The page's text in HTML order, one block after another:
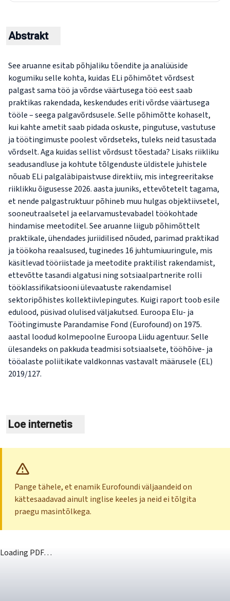
Abstrakt
See aruanne esitab põhjaliku tõendite ja analüüside
kogumiku selle kohta, kuidas ELi põhimõtet võrdsest
palgast sama töö ja võrdse väärtusega töö eest saab
praktikas rakendada, keskendudes eriti võrdse väärtusega
tööle – seega palgavõrdsusele. Selle põhimõtte kohaselt,
kui kahte ametit saab pidada oskuste, pingutuse, vastutuse
ja töötingimuste poolest võrdseteks, tuleks neid tasustada
võrdselt. Aga kuidas sellist võrdsust tõestada? Lisaks riikliku
seadusandluse ja kohtute tõlgenduste üldistele juhistele
nõuab ELi palgaläbipaistvuse direktiiv, mis integreeritakse
riiklikku õigusesse 2026. aasta juuniks, ettevõtetelt tagama,
et nende palgastruktuur põhineb muu hulgas objektiivsetel,
sooneutraalsetel ja eelarvamustevabadel töökohtade
hindamise meetoditel. See aruanne liigub põhimõttelt
praktikale, ühendades juriidilised nõuded, parimad praktikad
ja töökoha reaalsused, tuginedes 16 juhtumiuuringule, mis
käsitlevad tööriistade ja meetodite praktilist rakendamist,
ettevõtte tasandi algatusi ning sotsiaalpartnerite rolli
tööklassifikatsiooni ülevaatuste rakendamisel
sektoripõhistes kollektiivlepingutes. Kuigi raport toob esile
edulood, püsivad olulised väljakutsed. Euroopa Elu- ja
Töötingimuste Parandamise Fond (Eurofound) on 1975.
aastal loodud kolmepoolne Euroopa Liidu agentuur. Selle
ülesandeks on pakkuda teadmisi sotsiaalsete, tööhõive- ja
tööalaste poliitikate valdkonnas vastavalt määrusele (EL)
2019/127.
Loe internetis
Pange tähele, et enamik Eurofoundi väljaandeid on
kättesaadavad ainult inglise keeles ja neid ei tõlgita
praegu masintõlkega.
Loading PDF…